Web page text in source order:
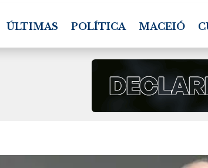
ÚLTIMAS POLÍTICA MACEIÓ